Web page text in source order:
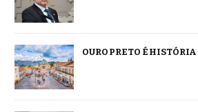
OURO PRETO É HISTÓRIA